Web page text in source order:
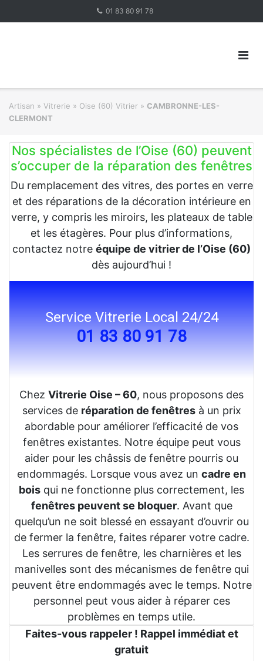
01 83 80 91 78
Artisan » Vitrerie » Oise (60) Vitrier » CAMBRONNE-LES-
CLERMONT
Nos spécialistes de l’Oise (60) peuvent
s’occuper de la réparation des fenêtres
Du remplacement des vitres, des portes en verre
et des réparations de la décoration intérieure en
verre, y compris les miroirs, les plateaux de table
et les étagères. Pour plus d’informations,
contactez notre équipe de vitrier de l’Oise (60)
dès aujourd’hui !
Service Vitrerie Local 24/24
01 83 80 91 78
Chez Vitrerie Oise – 60, nous proposons des
services de réparation de fenêtresà un prix
abordable pour améliorer l’efficacité de vos
fenêtres existantes. Notre équipe peut vous
aider pour les châssis de fenêtre pourris ou
endommagés. Lorsque vous avez un cadre en
bois qui ne fonctionne plus correctement, les
fenêtres peuvent se bloquer. Avant que
quelqu’un ne soit blessé en essayant d’ouvrir ou
de fermer la fenêtre, faites réparer votre cadre.
Les serrures de fenêtre, les charnières et les
manivelles sont des mécanismes de fenêtre qui
peuvent être endommagés avec le temps. Notre
personnel peut vous aider à réparer ces
problèmes en temps utile.
Faites-vous rappeler ! Rappel immédiat et
gratuit